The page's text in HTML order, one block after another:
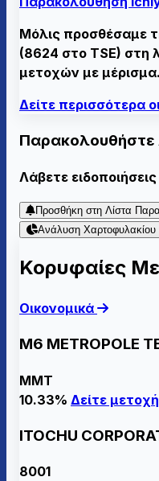
Μόλις προσθέσαμε
(8624 στο TSE) στη
μετοχών με μέρισμα.
Δείτε περισσότερα
Παρακολουθήστε
Λάβετε
Προσθήκη στη Λίστα
Ανάλυση Χαρτοφυλακίου
Κορυφαίες
Οικονομικά
M6 METROPOLE
MMT
10.33% Δείτε
ITOCHU
8001